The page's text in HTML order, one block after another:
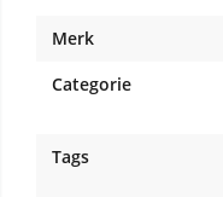
Merk
Categorie
Tags